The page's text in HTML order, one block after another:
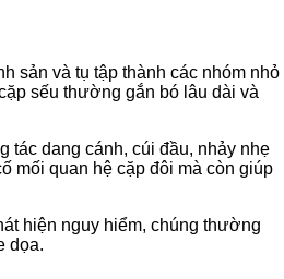
sản và tụ tập thành các nhóm nhỏ
sếu thường gắn bó lâu dài và
tác dang cánh, cúi đầu, nhảy nhẹ
mối quan hệ cặp đôi mà còn giúp
hiện nguy hiểm, chúng thường
dọa.